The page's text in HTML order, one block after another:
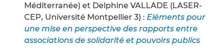
Méditerranée) et Delphine VALLADE (LASER-
CEP, Université Montpellier 3) : Eléments pour
une mise en perspective des rapports entre
associations de solidarité et pouvoirs publics